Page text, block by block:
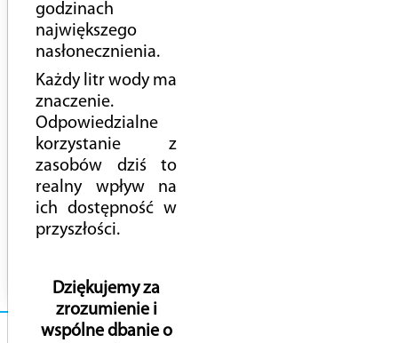
godzinach
największego
nasłonecznienia.
Każdy litr wody ma
znaczenie.
Odpowiedzialne
korzystanie z
zasobów dziś to
realny wpływ na
ich dostępność w
przyszłości.
Dziękujemy za
zrozumienie i
wspólne dbanie o